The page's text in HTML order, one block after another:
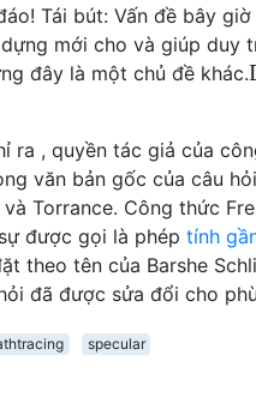
Tái bút: Vấn đề bây
mới cho và giúp duy
đây là một chủ đề khác.
ra , quyền tác giả của
văn bản gốc của câu
Torrance. Công thức
được gọi là phép tính
theo tên của Barshe
đã được sửa đổi cho
specular